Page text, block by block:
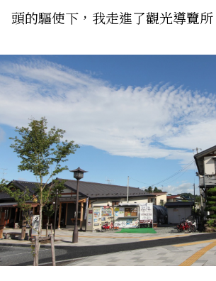
頭的驅使下，我走進了觀光導覽所